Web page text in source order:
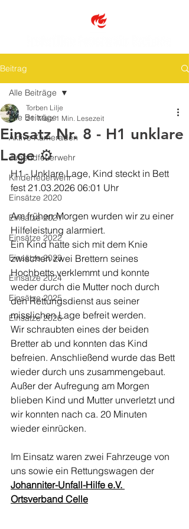
Beitrag
Alle Beiträge
Aktive Kameraden
Jugendfeuerwehr
Kinderfeuerwehr
Einsätze 2020
Einsätze 2021
Einsätze 2022
Einsätze 2023
Einsätze 2024
Einsätze 2025
Einsätze 2026
Alle Beiträge
Einsatz Nr. 8 - H1 unklare
Lage ⚙️
Torben Lilje
21. März 1 Min. Lesezeit
H1 - Unklare Lage, Kind steckt in Bett
fest 21.03.2026 06:01 Uhr
Am frühen Morgen wurden wir zu einer
Hilfeleistung alarmiert.
Ein Kind hatte sich mit dem Knie
zwischen zwei Brettern seines
Hochbetts verklemmt und konnte
weder durch die Mutter noch durch
den Rettungsdienst aus seiner
misslichen Lage befreit werden.
Wir schraubten eines der beiden
Bretter ab und konnten das Kind
befreien. Anschließend wurde das Bett
wieder durch uns zusammengebaut.
Außer der Aufregung am Morgen
blieben Kind und Mutter unverletzt und
wir konnten nach ca. 20 Minuten
wieder einrücken.
Im Einsatz waren zwei Fahrzeuge von
uns sowie ein Rettungswagen der
Johanniter-Unfall-Hilfe e.V.
Ortsverband Celle